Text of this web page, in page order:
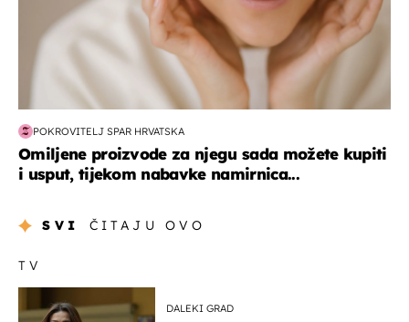
POKROVITELJ SPAR HRVATSKA
Omiljene proizvode za njegu sada možete kupiti
i usput, tijekom nabavke namirnica...
SVI ČITAJU OVO
TV
DALEKI GRAD